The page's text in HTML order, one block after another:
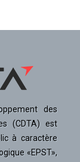
des
(CDTA) est
à caractère
«EPST»,